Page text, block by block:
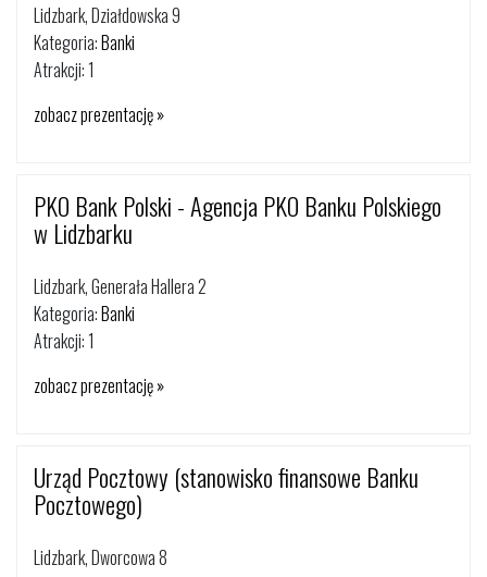
Lidzbark, Działdowska 9
Kategoria:Banki
Atrakcji: 1
zobacz prezentację »
PKO Bank Polski - Agencja PKO Banku Polskiego
w Lidzbarku
Lidzbark, Generała Hallera 2
Kategoria:Banki
Atrakcji: 1
zobacz prezentację »
Urząd Pocztowy (stanowisko finansowe Banku
Pocztowego)
Lidzbark, Dworcowa 8